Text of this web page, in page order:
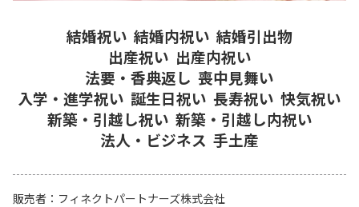
結婚祝い 結婚内祝い 結婚引出物
出産祝い 出産内祝い
法要・香典返し 喪中見舞い
入学・進学祝い 誕生日祝い 長寿祝い 快気祝い
新築・引越し祝い 新築・引越し内祝い
法人・ビジネス 手土産
販売者
フィネクトパートナーズ株式会社